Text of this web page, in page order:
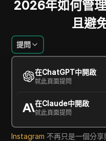
2026年如何管
且避
提問
在ChatGPT中開啟
就此頁面提問
在Claude中開啟
就此頁面提問
Emily Grace
2026年6月 11 分鐘
Copy Link
Instagram 不再只是一個分